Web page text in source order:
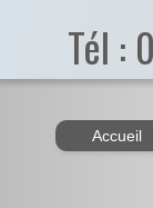
Tél :
Accueil